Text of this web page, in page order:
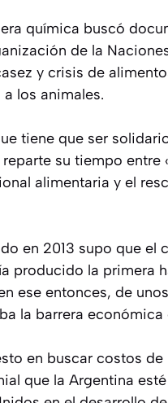
química buscó
de la
y crisis de
los animales.
tiene que ser
su tiempo entre
alimentaria y el
en 2013 supo que el
producido la primera
ese entonces, de
la barrera
en buscar costos de
que la Argentina